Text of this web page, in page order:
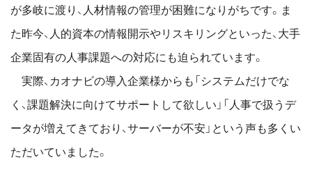
が多岐に渡り、人材情報の管理が困難になりがちです。ま
た昨今、人的資本の情報開示やリスキリングといった、大手
企業固有の人事課題への対応にも迫られています。
実際、カオナビの導入企業様からも「システムだけでな
く、課題解決に向けてサポートして欲しい」「人事で扱うデ
ータが増えてきており、サーバーが不安」という声も多くい
ただいていました。